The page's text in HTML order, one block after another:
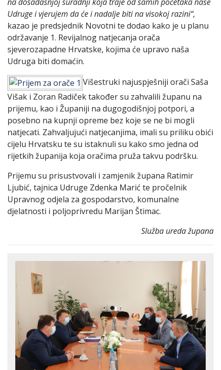
Udruge i vjerujem da će i nadalje biti na visokoj razini“,
kazao je predsjednik Novotni te dodao kako je u planu
održavanje 1. Revijalnog natjecanja orača
sjeverozapadne Hrvatske, kojima će upravo naša
Udruga biti domaćin.
Višestruki najuspješniji orači Saša
Višak i Zoran Radiček također su zahvalili županu na
prijemu, kao i Županiji na dugogodišnjoj potpori, a
posebno na kupnji opreme bez koje se ne bi mogli
natjecati. Zahvaljujući natjecanjima, imali su priliku obići
cijelu Hrvatsku te su istaknuli su kako smo jedna od
rijetkih županija koja oračima pruža takvu podršku.
Prijemu su prisustvovali i zamjenik župana Ratimir
Ljubić, tajnica Udruge Zdenka Marić te pročelnik
Upravnog odjela za gospodarstvo, komunalne
djelatnosti i poljoprivredu Marijan Štimac.
Služba ureda župana